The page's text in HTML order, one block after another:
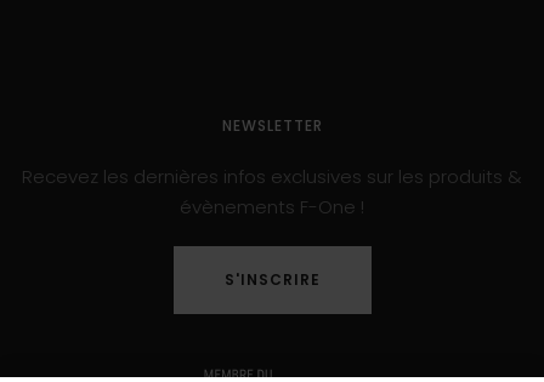
NEWSLETTER
Recevez les dernières infos exclusives sur les produits &
évènements F-One !
S'INSCRIRE